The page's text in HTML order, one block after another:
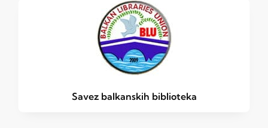
Savez balkanskih biblioteka